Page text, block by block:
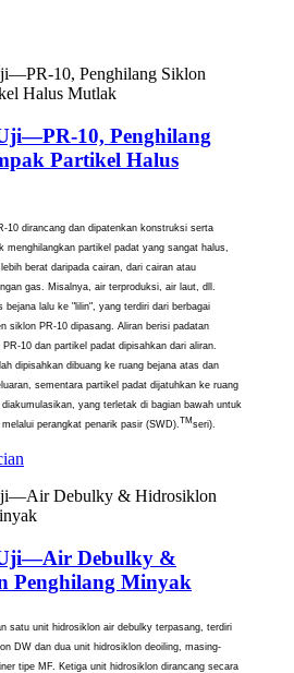
10, Penghilang
Partikel Halus
10 dirancang dan dipatenkan konstruksi serta
menghilangkan partikel padat yang sangat halus,
berat daripada cairan, dari cairan atau
gas. Misalnya, air terproduksi, air laut, dll.
bejana lalu ke "lilin", yang terdiri dari berbagai
siklon PR-10 dipasang. Aliran berisi padatan
10 dan partikel padat dipisahkan dari aliran.
dipisahkan dibuang ke ruang bejana atas dan
sementara partikel padat dijatuhkan ke ruang
yang terletak di bagian bawah untuk
perangkat penarik pasir (SWD).TMseri).
Debulky &
Penghilang Minyak
satu unit hidrosiklon air debulky terpasang, terdiri
DW dan dua unit hidrosiklon deoiling, masing-
tipe MF. Ketiga unit hidrosiklon dirancang secara